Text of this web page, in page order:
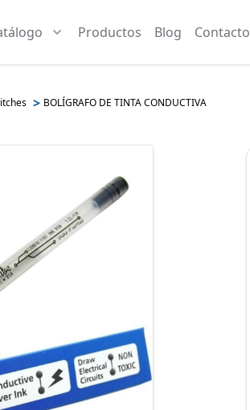
Productos Blog Contacto
> BOLÍGRAFO DE TINTA CONDUCTIVA